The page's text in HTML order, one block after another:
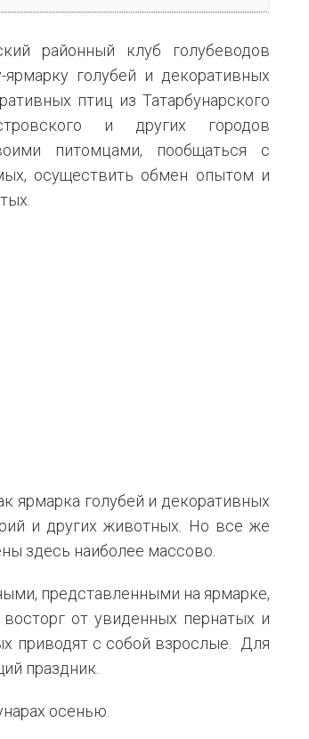
районный клуб голубеводов
голубей и декоративных
птиц из Татарбунарского
и других городов
питомцами, пообщаться с
осуществить обмен опытом и
ярмарка голубей и декоративных
и других животных. Но все же
здесь наиболее массово.
представленными на ярмарке,
от увиденных пернатых и
приводят с собой взрослые.
Для
праздник.
осенью.